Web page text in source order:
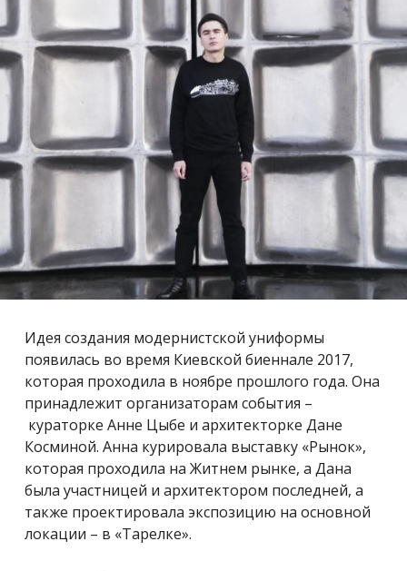
Идея создания модернистской униформы
появилась во время Киевской биеннале 2017,
которая проходила в ноябре прошлого года. Она
принадлежит организаторам события –
кураторке Анне Цыбе и архитекторке Дане
Косминой. Анна курировала выставку «Рынок»,
которая проходила на Житнем рынке, а Дана
была участницей и архитектором последней, а
также проектировала экспозицию на основной
локации – в «Тарелке».